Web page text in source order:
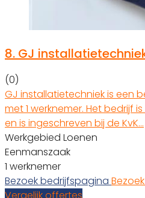
8. GJ
(0)
GJ installatietechniek is een
met 1 werknemer. Het bedrijf
en is ingeschreven bij de KvK…
Werkgebied Loenen
Eenmanszaak
1 werknemer
Bezoek bedrijfspagina
Vergelijk offertes